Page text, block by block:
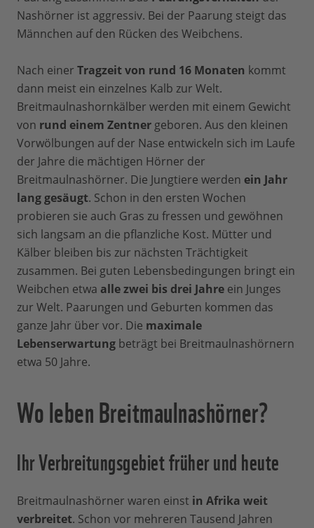
Nashörner ist aggressiv. Bei der Paarung steigt das
Männchen auf den Rücken des Weibchens.
Nach einer Tragzeit von rund 16 Monaten kommt
dann meist ein einzelnes Kalb zur Welt.
Breitmaulnashornkälber werden mit einem Gewicht
von rund einem Zentner geboren. Aus den kleinen
Vorwölbungen auf der Nase entwickeln sich im Laufe
der Jahre die mächtigen Hörner der
Breitmaulnashörner. Die Jungtiere werden ein Jahr
lang gesäugt. Schon in den ersten Wochen
probieren sie auch Gras zu fressen und gewöhnen
sich langsam an die pflanzliche Kost. Mütter und
Kälber bleiben bis zur nächsten Trächtigkeit
zusammen. Bei guten Lebensbedingungen bringt ein
Weibchen etwa alle zwei bis drei Jahre ein Junges
zur Welt. Paarungen und Geburten kommen das
ganze Jahr über vor. Die maximale
Lebenserwartung beträgt bei Breitmaulnashörnern
etwa 50 Jahre.
Wo leben Breitmaulnashörner?
Ihr Verbreitungsgebiet früher und heute
Breitmaulnashörner waren einst in Afrika weit
verbreitet. Schon vor mehreren Tausend Jahren